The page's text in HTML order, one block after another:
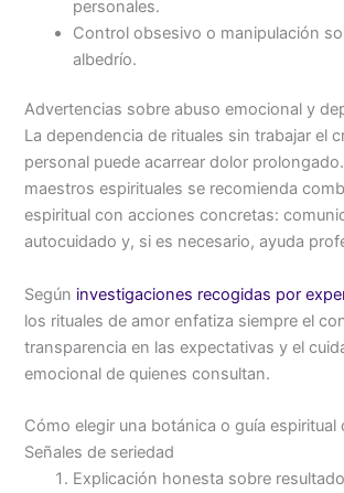
personales.
Control obsesivo o manipulación
albedrío.
Advertencias sobre abuso emocional y
La dependencia de rituales sin trabajar el
personal puede acarrear dolor
maestros espirituales se recomienda
espiritual con acciones concretas:
autocuidado y, si es necesario, ayuda
Según investigaciones recogidas por
los rituales de amor enfatiza siempre el
transparencia en las expectativas y el
emocional de quienes consultan.
Cómo elegir una botánica o guía espiritual
Señales de seriedad
Explicación honesta sobre